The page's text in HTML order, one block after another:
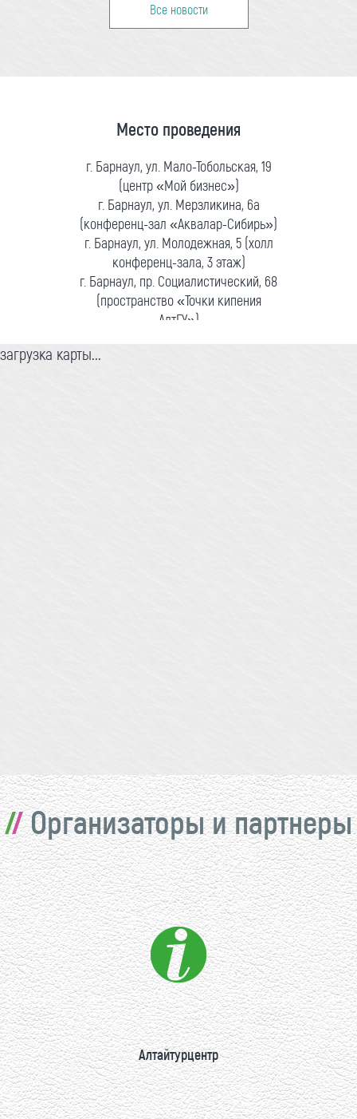
Все новости
Место проведения
г. Барнаул, ул. Мало-Тобольская, 19
(центр «Мой бизнес»)
г. Барнаул, ул. Мерзликина, 6а
(конференц-зал «Аквалар-Сибирь»)
г. Барнаул, ул. Молодежная, 5 (холл
конференц-зала, 3 этаж)
г. Барнаул, пр. Социалистический, 68
(пространство «Точки кипения
АлтГУ»)
загрузка карты...
Организаторы и партнеры
Алтайтурцентр